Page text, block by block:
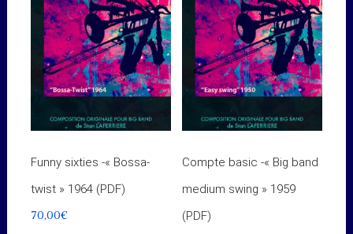
Funny sixties -« Bossa-
twist » 1964 (PDF)
70,00€
Compte basic -« Big band
medium swing » 1959
(PDF)